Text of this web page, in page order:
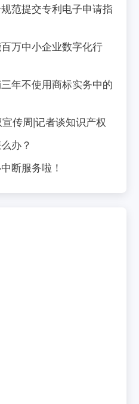
范提交专利电子申请指
万中小企业数字化行
年不使用商标实务中的
传周|记者谈知识产权
办？
断服务啦！